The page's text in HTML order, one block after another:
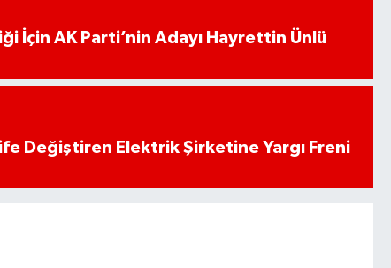
İçin AK Parti’nin Adayı Hayrettin Ünlü
Değiştiren Elektrik Şirketine Yargı Freni